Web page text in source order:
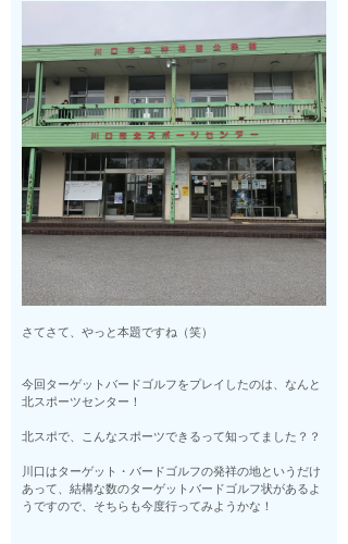
さてさて、やっと本題ですね（笑）
今回ターゲットバードゴルフをプレイしたのは、なんと
北スポーツセンター！
北スポで、こんなスポーツできるって知ってました？？
川口はターゲット・バードゴルフの発祥の地というだけ
あって、結構な数のターゲットバードゴルフ状があるよ
うですので、そちらも今度行ってみようかな！